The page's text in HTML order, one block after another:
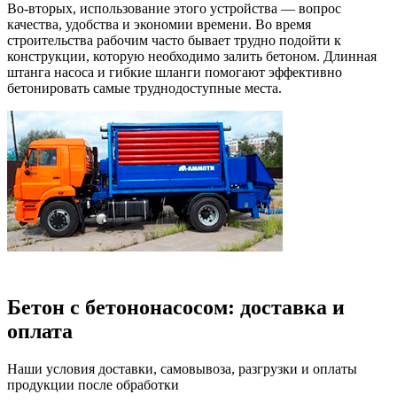
Во-вторых, использование этого устройства — вопрос
качества, удобства и экономии времени. Во время
строительства рабочим часто бывает трудно подойти к
конструкции, которую необходимо залить бетоном. Длинная
штанга насоса и гибкие шланги помогают эффективно
бетонировать самые труднодоступные места.
Бетон с бетононасосом: доставка и
оплата
Наши условия доставки, самовывоза, разгрузки и оплаты
продукции после обработки